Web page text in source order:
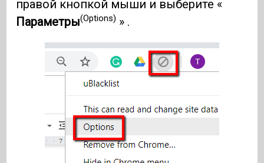
правой кнопкой мыши и выберите «
Параметры(Options) » .